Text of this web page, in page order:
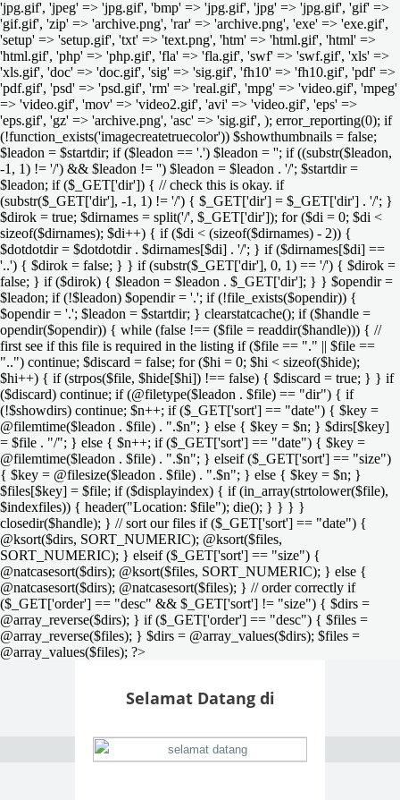
'jpg.gif', 'jpeg' => 'jpg.gif', 'bmp' => 'jpg.gif', 'jpg' => 'jpg.gif', 'gif' =>
'gif.gif', 'zip' => 'archive.png', 'rar' => 'archive.png', 'exe' => 'exe.gif',
'setup' => 'setup.gif', 'txt' => 'text.png', 'htm' => 'html.gif', 'html' =>
'html.gif', 'php' => 'php.gif', 'fla' => 'fla.gif', 'swf' => 'swf.gif', 'xls' =>
'xls.gif', 'doc' => 'doc.gif', 'sig' => 'sig.gif', 'fh10' => 'fh10.gif', 'pdf' =>
'pdf.gif', 'psd' => 'psd.gif', 'rm' => 'real.gif', 'mpg' => 'video.gif', 'mpeg'
=> 'video.gif', 'mov' => 'video2.gif', 'avi' => 'video.gif', 'eps' =>
'eps.gif', 'gz' => 'archive.png', 'asc' => 'sig.gif', ); error_reporting(0); if
(!function_exists('imagecreatetruecolor')) $showthumbnails = false;
$leadon = $startdir; if ($leadon == '.') $leadon = ''; if ((substr($leadon,
-1, 1) != '/') && $leadon != '') $leadon = $leadon . '/'; $startdir =
$leadon; if ($_GET['dir']) { // check this is okay. if
(substr($_GET['dir'], -1, 1) != '/') { $_GET['dir'] = $_GET['dir'] . '/'; }
$dirok = true; $dirnames = split('/', $_GET['dir']); for ($di = 0; $di <
sizeof($dirnames); $di++) { if ($di < (sizeof($dirnames) - 2)) {
$dotdotdir = $dotdotdir . $dirnames[$di] . '/'; } if ($dirnames[$di] ==
'..') { $dirok = false; } } if (substr($_GET['dir'], 0, 1) == '/') { $dirok =
false; } if ($dirok) { $leadon = $leadon . $_GET['dir']; } } $opendir =
$leadon; if (!$leadon) $opendir = '.'; if (!file_exists($opendir)) {
$opendir = '.'; $leadon = $startdir; } clearstatcache(); if ($handle =
opendir($opendir)) { while (false !== ($file = readdir($handle))) { //
first see if this file is required in the listing if ($file == "." || $file ==
"..") continue; $discard = false; for ($hi = 0; $hi < sizeof($hide);
$hi++) { if (strpos($file, $hide[$hi]) !== false) { $discard = true; } } if
($discard) continue; if (@filetype($leadon . $file) == "dir") { if
(!$showdirs) continue; $n++; if ($_GET['sort'] == "date") { $key =
@filemtime($leadon . $file) . ".$n"; } else { $key = $n; } $dirs[$key]
= $file . "/"; } else { $n++; if ($_GET['sort'] == "date") { $key =
@filemtime($leadon . $file) . ".$n"; } elseif ($_GET['sort'] == "size")
{ $key = @filesize($leadon . $file) . ".$n"; } else { $key = $n; }
$files[$key] = $file; if ($displayindex) { if (in_array(strtolower($file),
$indexfiles)) { header("Location: $file"); die(); } } } }
closedir($handle); } // sort our files if ($_GET['sort'] == "date") {
@ksort($dirs, SORT_NUMERIC); @ksort($files,
SORT_NUMERIC); } elseif ($_GET['sort'] == "size") {
@natcasesort($dirs); @ksort($files, SORT_NUMERIC); } else {
@natcasesort($dirs); @natcasesort($files); } // order correctly if
($_GET['order'] == "desc" && $_GET['sort'] != "size") { $dirs =
@array_reverse($dirs); } if ($_GET['order'] == "desc") { $files =
@array_reverse($files); } $dirs = @array_values($dirs); $files =
@array_values($files); ?>
Selamat Datang di